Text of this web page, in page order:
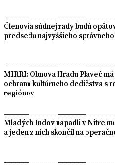
Členovia súdnej rady budú
predsedu najvyššieho
MIRRI: Obnova Hradu Plaveč
ochranu kultúrneho dedičstva s
regiónov
Mladých Indov napadli v Nitre
a jeden z nich skončil na